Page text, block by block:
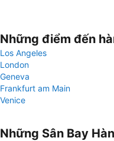
Những điểm đến
Los Angeles
London
Geneva
Frankfurt am Main
Venice
Những Sân Bay